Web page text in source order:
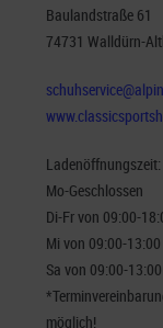
Baulandstraße 61
74731 Walldürn-
Ladenöffnungszeit:
Mo-Geschlossen
Di-Fr von 09:00-
Mi von 09:00-
Sa von 09:00-
möglich!